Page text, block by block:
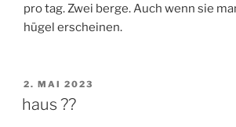
pro tag. Zwei berge. Auch wenn sie
hügel erscheinen.
VERÖFFENTLICHT
AM
2. MAI 2023
haus ??